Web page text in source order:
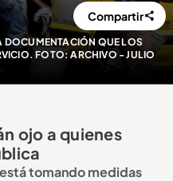
DOCUMENTACIÓN QUE LOS
FOTO: ARCHIVO - JULIO
Compartir
ojo a quienes
tomando medidas